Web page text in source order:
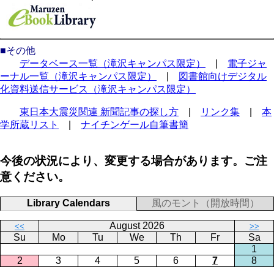
■その他
データベース一覧（滝沢キャンパス限定）
電子ジャ
ーナル一覧（滝沢キャンパス限定）
図書館向けデジタル
化資料送信サービス（滝沢キャンパス限定）
東日本大震災関連 新聞記事の探し方 リンク集
本
学所蔵リスト
ナイチンゲール自筆書簡
今後の状況により、変更する場合があります。ご注
意ください。
Library Calendars 風のモント（開放時間）
<< August 2026 >>
Su Mo Tu We Th Fr
Sa
1
2
3 4 5 6 7
8